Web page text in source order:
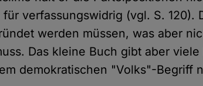
verfassungswidrig (vgl. S. 120).
werden müssen, was aber
Das kleine Buch gibt aber
demokratischen "Volks"-Begriff